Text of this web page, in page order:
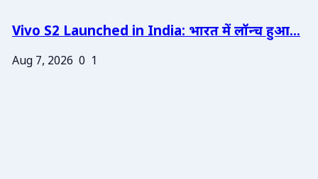
Vivo S2 Launched in India: भारत में लॉन्च हुआ...
Aug 7, 2026 0 1